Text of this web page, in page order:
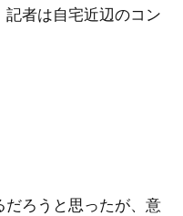
者は自宅近辺のコン
だろうと思ったが、意